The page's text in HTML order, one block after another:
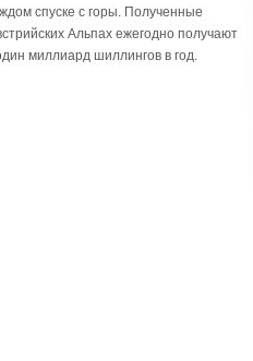
спуске с горы. Полученные
Альпах ежегодно получают
миллиард шиллингов в год.